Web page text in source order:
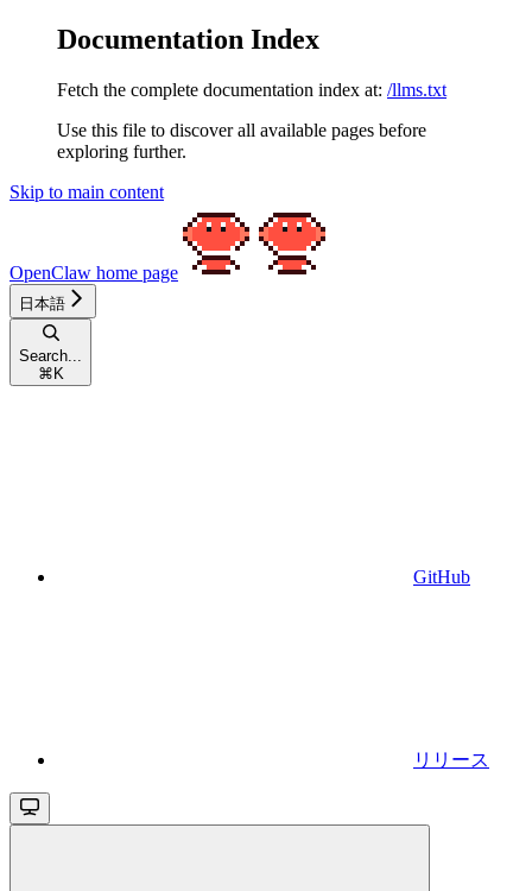
Documentation Index
Fetch the complete documentation index at: /llms.txt
Use this file to discover all available pages before
exploring further.
Skip to main content
OpenClaw home page
日本語
Search...
⌘ K
GitHub
リリース